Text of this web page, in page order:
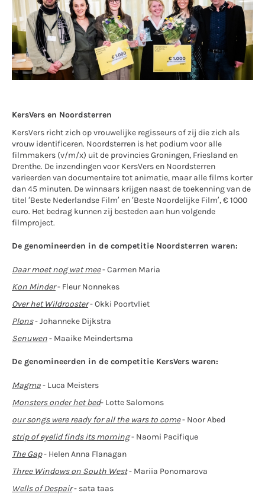
KersVers en Noordsterren
KersVers richt zich op vrouwelijke regisseurs of zij die zich als
vrouw identificeren. Noordsterren is het podium voor alle
filmmakers (v/m/x) uit de provincies Groningen, Friesland en
Drenthe. De inzendingen voor KersVers en Noordsterren
varieerden van documentaire tot animatie, maar alle films korter
dan 45 minuten. De winnaars krijgen naast de toekenning van de
titel ‘Beste Nederlandse Film’ en ‘Beste Noordelijke Film’, € 1000
euro. Het bedrag kunnen zij besteden aan hun volgende
filmproject.
De genomineerden in de competitie Noordsterren waren:
Daar moet nog wat mee- Carmen Maria
Kon Minder- Fleur Nonnekes
Over het Wildrooster- Okki Poortvliet
Plons- Johanneke Dijkstra
Senuwen - Maaike Meindertsma
De genomineerden in de competitie KersVers waren:
Magma - Luca Meisters
Monsters onder het bed- Lotte Salomons
oursongs were ready for all the wars to come- Noor Abed
stripof eyelid finds its morning- Naomi Pacifique
The Gap- Helen Anna Flanagan
Three Windows on South West- Mariia Ponomarova
Wells ofDespair- sata taas